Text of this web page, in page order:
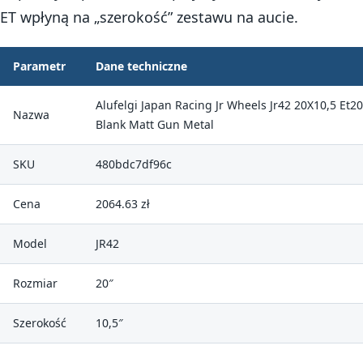
ET wpłyną na „szerokość” zestawu na aucie.
Parametr Dane techniczne
Nazwa
Alufelgi Japan Racing Jr Wheels Jr42 20X10,5
Blank Matt Gun Metal
SKU 480bdc7df96c
Cena 2064.63 zł
Model JR42
Rozmiar 20″
Szerokość 10,5″